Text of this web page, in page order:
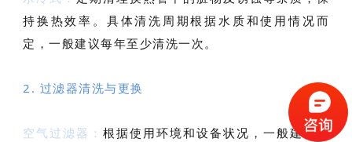
持换热效率。具体清洗周期根据水质和使用情况而
定，一般建议每年至少清洗一次。
2. 过滤器清洗与更换
空气过滤器： 根据使用环境和设备状况，一般建议每